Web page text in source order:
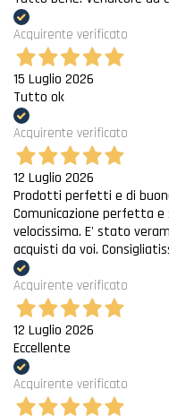
Acquirente verificato
15 Luglio 2026
Tutto ok
Acquirente verificato
12 Luglio 2026
Prodotti perfetti e di
Comunicazione perfetta e
velocissima. E' stato
acquisti da voi.
Acquirente verificato
12 Luglio 2026
Eccellente
Acquirente verificato